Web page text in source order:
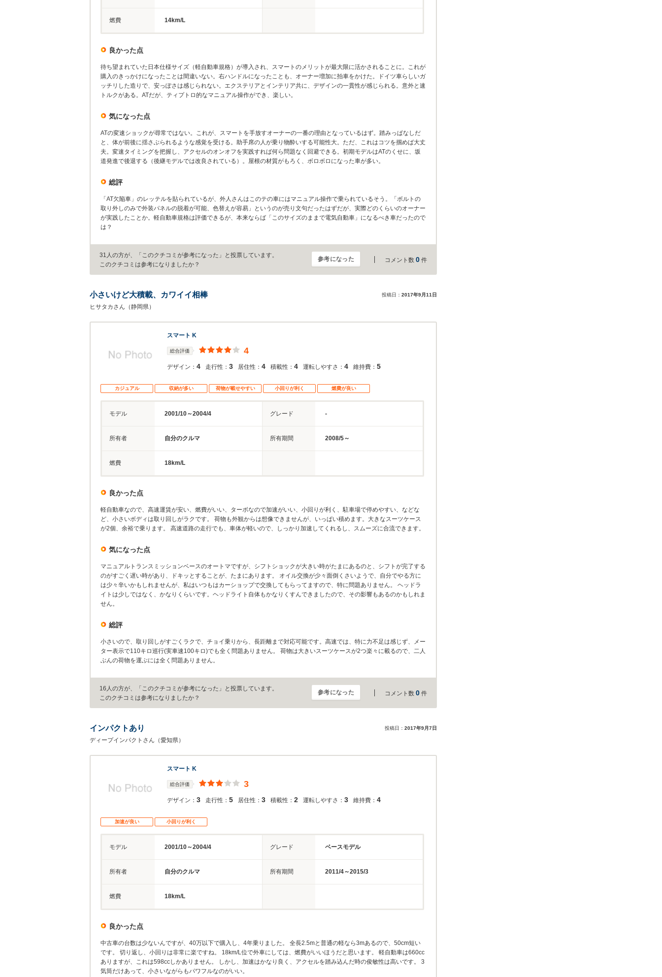
燃費 14km/L
良かった点
待ち望まれていた日本仕様サイズ（軽自動車規格）が導入され、スマートのメリットが最大限に活かされることに。これが
購入のきっかけになったことは間違いない。右ハンドルになったことも、オーナー増加に拍車をかけた。ドイツ車らしいガ
ッチリした造りで、安っぽさは感じられない。エクステリアとインテリア共に、デザインの一貫性が感じられる。意外と速
トルクがある。ATだが、ティプトロ的なマニュアル操作ができ、楽しい。
気になった点
ATの変速ショックが尋常ではない。これが、スマートを手放すオーナーの一番の理由となっているはず。踏みっぱなしだ
と、体が前後に揺さぶられるような感覚を受ける。助手席の人が乗り物酔いする可能性大。ただ、これはコツを掴めば大丈
夫。変速タイミングを把握し、アクセルのオンオフを実践すれば何ら問題なく回避できる。初期モデルはATのくせに、坂
道発進で後退する（後継モデルでは改良されている）。屋根の材質がもろく、ボロボロになった車が多い。
総評
「AT欠陥車」のレッテルを貼られているが、外人さんはこのテの車にはマニュアル操作で乗られているそう。「ボルトの
取り外しのみで外装パネルの脱着が可能、色替えが容易」というのが売り文句だったはずだが、実際どのくらいのオーナー
が実践したことか。軽自動車規格は評価できるが、本来ならば「このサイズのままで電気自動車」になるべき車だったので
は？
31人の方が、「このクチコミが参考になった」と投票しています。
このクチコミは参考になりましたか？
参考になった コメント数 0 件
小さいけど大積載、カワイイ相棒 投稿日： 2017年9月11日
ヒサタカさん（静岡県）
スマート K
総合評価 4
デザイン： 4 走行性： 3 居住性： 4 積載性： 4 運転しやすさ： 4 維持費： 5
カジュアル 収納が多い 荷物が載せやすい 小回りが利く 燃費が良い
モデル 2001/10～2004/4 グレード -
所有者 自分のクルマ 所有期間 2008/5～
燃費 18km/L
良かった点
軽自動車なので、高速運賃が安い、燃費がいい、ターボなので加速がいい、小回りが利く、駐車場で停めやすい、などな
ど、小さいボディは取り回しがラクです。 荷物も外観からは想像できませんが、いっぱい積めます。大きなスーツケース
が2個、余裕で乗ります。 高速道路の走行でも、車体が軽いので、しっかり加速してくれるし、スムーズに合流できます。
気になった点
マニュアルトランスミッションベースのオートマですが、シフトショックが大きい時がたまにあるのと、シフトが完了する
のがすごく遅い時があり、ドキッとすることが、たまにあります。 オイル交換が少々面倒くさいようで、自分でやる方に
は少々辛いかもしれませんが、私はいつもはカーショップで交換してもらってますので、特に問題ありません。 ヘッドラ
イトは少しではなく、かなりくらいです。ヘッドライト自体もかなりくすんできましたので、その影響もあるのかもしれま
せん。
総評
小さいので、取り回しがすごくラクで、チョイ乗りから、長距離まで対応可能です。高速では、特に力不足は感じず、メー
ター表示で110キロ巡行(実車速100キロ)でも全く問題ありません。 荷物は大きいスーツケースが2つ楽々に載るので、二人
ぶんの荷物を運ぶには全く問題ありません。
16人の方が、「このクチコミが参考になった」と投票しています。
このクチコミは参考になりましたか？
参考になった コメント数 0 件
インパクトあり 投稿日： 2017年9月7日
ディープインパクトさん（愛知県）
スマート K
総合評価 3
デザイン： 3 走行性： 5 居住性： 3 積載性： 2 運転しやすさ： 3 維持費： 4
加速が良い 小回りが利く
モデル 2001/10～2004/4 グレード ベースモデル
所有者 自分のクルマ 所有期間 2011/4～2015/3
燃費 18km/L
良かった点
中古車の台数は少ないんですが、40万以下で購入し、4年乗りました。 全長2.5mと普通の軽なら3mあるので、50cm短い
です。 切り返し、小回りは非常に楽ですね。 18km/L位で外車にしては、燃費がいいほうだと思います。 軽自動車は660cc
ありますが、これは598ccしかありません。 しかし、加速はかなり良く、アクセルを踏み込んだ時の俊敏性は高いです。 3
気筒だけあって、小さいながらもパワフルなのがいい。